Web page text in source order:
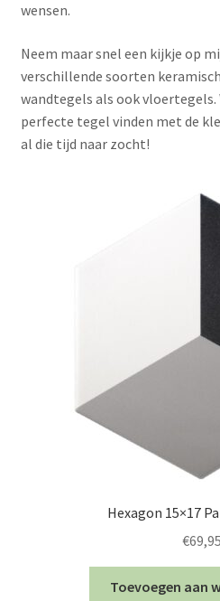
wensen.
Neem maar snel een kijkje op
verschillende soorten
wandtegels als ook vloertegels.
perfecte tegel vinden met de
al die tijd naar zocht!
Hexagon 15×17
€69,95
Toevoegen aan